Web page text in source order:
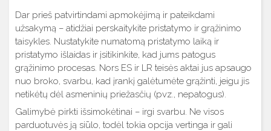
Dar prieš patvirtindami apmokėjimą ir pateikdami
užsakymą – atidžiai perskaitykite pristatymo ir grąžinimo
taisykles. Nustatykite numatomą pristatymo laiką ir
pristatymo išlaidas ir įsitikinkite, kad jums patogus
grąžinimo procesas. Nors ES ir LR teisės aktai jus apsaugo
nuo broko, svarbu, kad įrankį galėtumėte grąžinti, jeigu jis
netikėtų dėl asmeninių priežasčių (pvz., nepatogus).
Galimybė pirkti išsimokėtinai – irgi svarbu. Ne visos
parduotuvės ją siūlo, todėl tokia opcija vertinga ir gali